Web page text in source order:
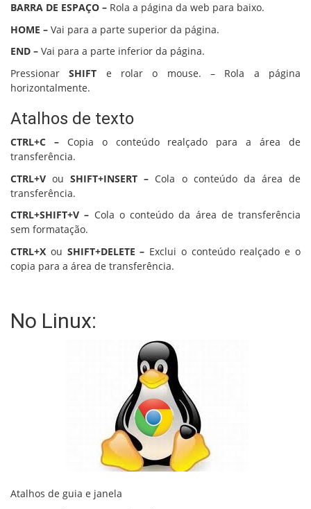
BARRA DE ESPAÇO – Rola a página da web para baixo.
HOME – Vai para a parte superior da página.
END – Vai para a parte inferior da página.
PressionarSHIFT e rolar o mouse. – Rola a página
horizontalmente.
Atalhos de texto
CTRL+C – Copia o conteúdo realçado para a área de
transferência.
CTRL+V ouSHIFT+INSERT – Cola o conteúdo da área de
transferência.
CTRL+SHIFT+V – Cola o conteúdo da área de transferência
sem formatação.
CTRL+X ou SHIFT+DELETE – Exclui o conteúdo realçado e o
copia para a área de transferência.
No Linux:
Atalhos de guia e janela